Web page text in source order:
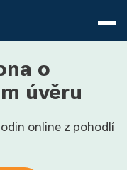
o
úvěru
online z pohodlí